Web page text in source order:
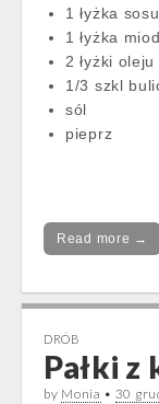
1 łyżka
1 łyżka
2 łyżki
1/3 szkl
sól
pieprz
Read more →
DRÓB
Pałki z
by Monia • 30